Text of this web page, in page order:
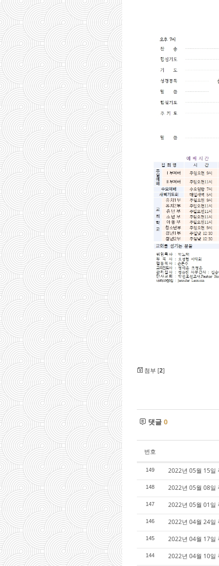
첨부 [2]
댓글 0
번호
149 2022년 05월 15일
148 2022년 05월 08일
147 2022년 05월 01일
146 2022년 04월 24일
145 2022년 04월 17일
144 2022년 04월 10일